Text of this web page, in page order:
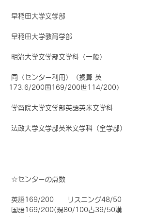
早稲田大学文学部
早稲田大学教育学部
明治大学文学部文学科（一般）
173.6/200国169/200世114/200）
学習院大学文学部英語英米文学科
法政大学文学部英米文学科（全学部）
☆センターの点数
英語169/200　　リスニング48/50